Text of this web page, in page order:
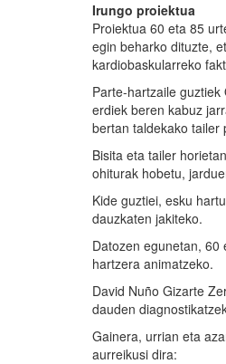
Irungo proiektua
Proiektua 60 eta 85
egin beharko dituzte,
kardiobaskularreko
Parte-hartzaile
erdiek beren kabuz
bertan taldekako tailer
Bisita eta tailer
ohiturak hobetu,
Kide guztiei, esku
dauzkaten jakiteko.
Datozen egunetan,
hartzera animatzeko.
David Nuño Gizarte
dauden
Gainera, urrian eta
aurreikusi dira: